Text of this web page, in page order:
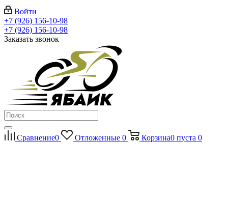
Войти
+7 (926) 156-10-98
+7 (926) 156-10-98
Заказать звонок
Сравнение0 Отложенные 0 Корзина0 пуста 0